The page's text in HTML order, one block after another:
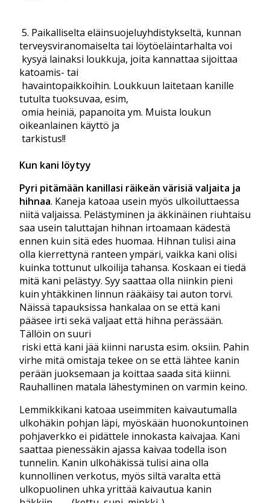
5. Paikalliselta eläinsuojeluyhdistykseltä, kunnan
terveysviranomaiselta tai löytöeläintarhalta voi
kysyä lainaksi loukkuja, joita kannattaa sijoittaa
katoamis- tai
havaintopaikkoihin. Loukkuun laitetaan kanille
tutulta tuoksuvaa, esim,
omia heiniä, papanoita ym. Muista loukun
oikeanlainen käyttö ja
tarkistus!!
Kun kani löytyy
Pyri pitämään kanillasi räikeän värisiä valjaita ja
hihnaa. Kaneja katoaa usein myös ulkoiluttaessa
niitä valjaissa. Pelästyminen ja äkkinäinen riuhtaisu
saa usein taluttajan hihnan irtoamaan kädestä
ennen kuin sitä edes huomaa. Hihnan tulisi aina
olla kierrettynä ranteen ympäri, vaikka kani olisi
kuinka tottunut ulkoilija tahansa. Koskaan ei tiedä
mitä kani pelästyy. Syy saattaa olla niinkin pieni
kuin yhtäkkinen linnun rääkäisy tai auton torvi.
Näissä tapauksissa hankalaa on se että kani
pääsee irti sekä valjaat että hihna perässään.
Tällöin on suuri
riski että kani jää kiinni narusta esim. oksiin. Pahin
virhe mitä omistaja tekee on se että lähtee kanin
perään juoksemaan ja koittaa saada sitä kiinni.
Rauhallinen matala lähestyminen on varmin keino.
Lemmikkikani katoaa useimmiten kaivautumalla
ulkohäkin pohjan läpi, myöskään huonokuntoinen
pohjaverkko ei pidättele innokasta kaivajaa. Kani
saattaa pienessäkin ajassa kaivaa todella ison
tunnelin. Kanin ulkohäkissä tulisi aina olla
kunnollinen verkotus, myös siltä varalta että
ulkopuolinen uhka yrittää kaivautua kanin